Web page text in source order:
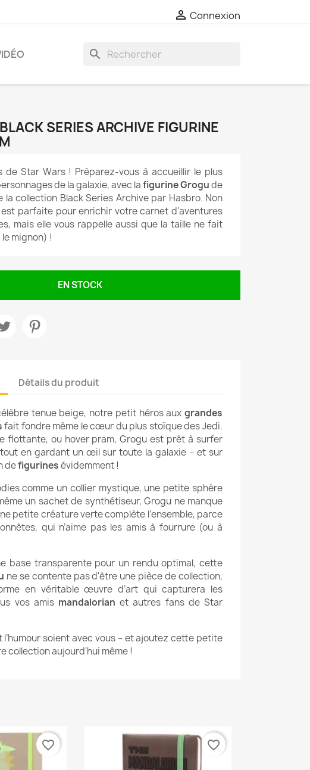
 Connexion
search
SERIES ARCHIVE FIGURINE
de Star Wars ! Préparez-vous à accueillir le plus
de la galaxie, avec lafigurine Grogude
la collection Black Series Archive par Hasbro. Non
est parfaite pour enrichir votre carnet d'aventures
mais elle vous rappelle aussi que la taille ne fait
mignon) !
EN STOCK
Détails du produit
tenue beige, notre petit héros aux grandes
fait fondre même le cœur du plus stoïque des Jedi.
flottante, ou hover pram, Grogu est prêt à surfer
en gardant un œil sur toute la galaxie – et sur
defigurinesévidemment !
comme un collier mystique, une petite sphère
un sachet de synthétiseur, Grogu ne manque
petite créature verte complète l’ensemble, parce
qui n’aime pas les amis à fourrure (ou à
base transparente pour un rendu optimal, cette
ne se contente pas d'être une pièce de collection,
en véritable œuvre d’art qui capturera les
vos amis mandalorian et autres fans de Star
l’humour soient avec vous – et ajoutez cette petite
collection aujourd'hui même !
favorite_border favorite_border